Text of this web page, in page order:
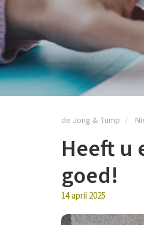
de Jong & Tump
Heeft u
goed!
14 april 2025